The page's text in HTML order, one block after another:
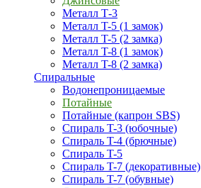
Металл Т-3
Металл T-5 (1 замок)
Металл T-5 (2 замка)
Металл T-8 (1 замок)
Металл T-8 (2 замка)
Спиральные
Водонепроницаемые
Потайные
Потайные (капрон SBS)
Спираль T-3 (юбочные)
Спираль T-4 (брючные)
Спираль T-5
Спираль T-7 (декоративные)
Спираль T-7 (обувные)